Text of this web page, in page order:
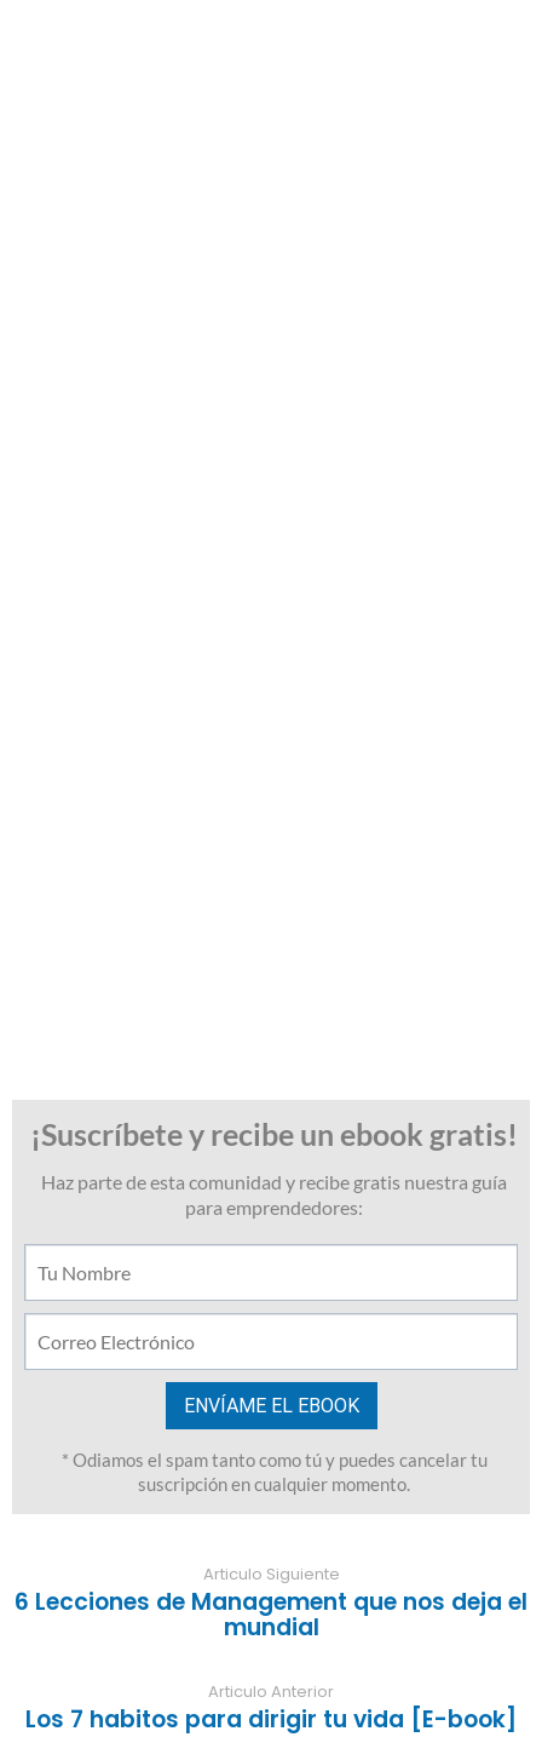
Articulo Siguiente
6 Lecciones de Management que nos deja el
mundial
Articulo Anterior
Los 7 habitos para dirigir tu vida [E-book]